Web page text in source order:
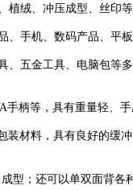
植绒、冲压成型、丝
手机、数码产品、平
金工具、电脑包等多
柄等，具有重量轻、手
料，具有良好的缓冲
；还可以单双面背各